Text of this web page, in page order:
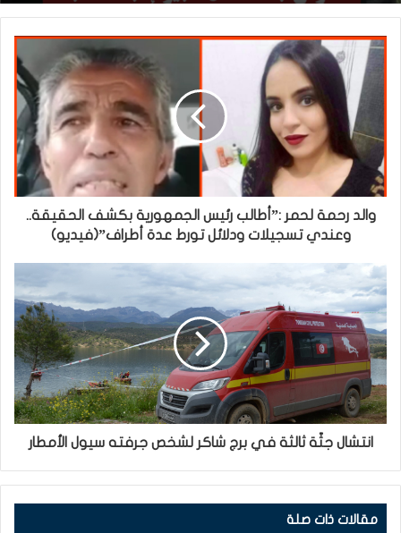
والد رحمة لحمر :”أطالب رئيس الجمهورية بكشف الحقيقة..
وعندي تسجيلات ودلائل تورط عدة أطراف”(فيديو)
انتشال جثّة ثالثة في برج شاكر لشخص جرفته سيول الأمطار
مقالات ذات صلة